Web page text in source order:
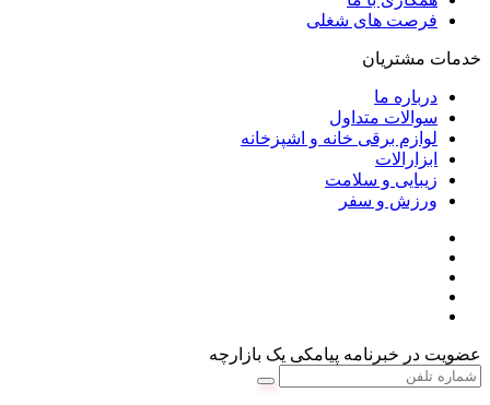
فرصت های شغلی
خدمات مشتریان
درباره ما
سوالات متداول
لوازم برقی خانه و اشپزخانه
ابزارالات
زیبایی و سلامت
ورزش و سفر
عضویت در خبرنامه پیامکی یک بازارچه